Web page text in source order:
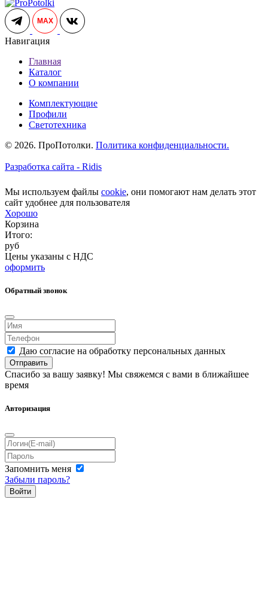
MAX
Навигация
Главная
Каталог
О компании
Комплектующие
Профили
Светотехника
© 2026. ПроПотолки. Политика конфиденциальности.
Разработка сайта - Ridis
Мы используем файлы cookie, они помогают нам делать этот
сайт удобнее для пользователя
Хорошо
Корзина
Итого:
руб
Цены указаны с НДС
оформить
Обратный звонок
Даю согласие на обработку персональных данных
Отправить
Спасибо за вашу заявку! Мы свяжемся с вами в ближайшее
время
Авторизация
Запомнить меня
Забыли пароль?
Войти